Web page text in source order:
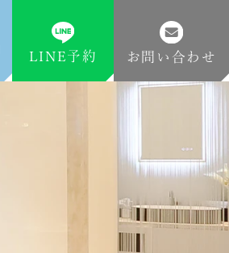
LINE予約 お問い合わせ